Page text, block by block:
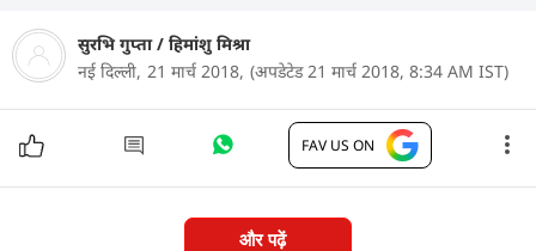
सुरभि गुप्ता/ हिमांशु मिश्रा
नई दिल्ली, 21 मार्च 2018, (अपडेटेड 21 मार्च 2018, 8:34 AM IST)
FAV US ON
और पढ़ें